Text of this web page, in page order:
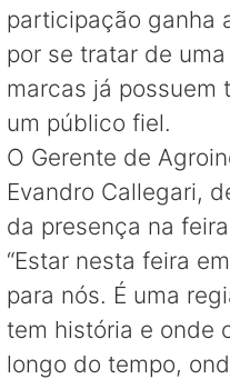
participação ganha
por se tratar de
marcas já possuem
um público fiel.
O Gerente de
Evandro Callegari,
da presença na
“Estar nesta feira
para nós. É uma
tem história e onde
longo do tempo,